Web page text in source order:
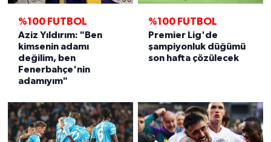
%100 FUTBOL
Aziz Yıldırım: "Ben
kimsenin adamı
değilim, ben
Fenerbahçe'nin
adamıyım"
%100 FUTBOL
Premier Lig'de
şampiyonluk düğümü
son hafta çözülecek